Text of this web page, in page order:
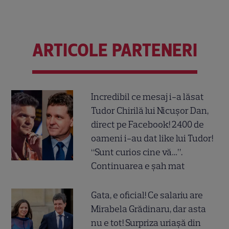
ARTICOLE PARTENERI
Incredibil ce mesaj i-a lăsat
Tudor Chirilă lui Nicușor Dan,
direct pe Facebook! 2400 de
oameni i-au dat like lui Tudor!
“Sunt curios cine vă…”.
Continuarea e șah mat
Gata, e oficial! Ce salariu are
Mirabela Grădinaru, dar asta
nu e tot! Surpriza uriașă din